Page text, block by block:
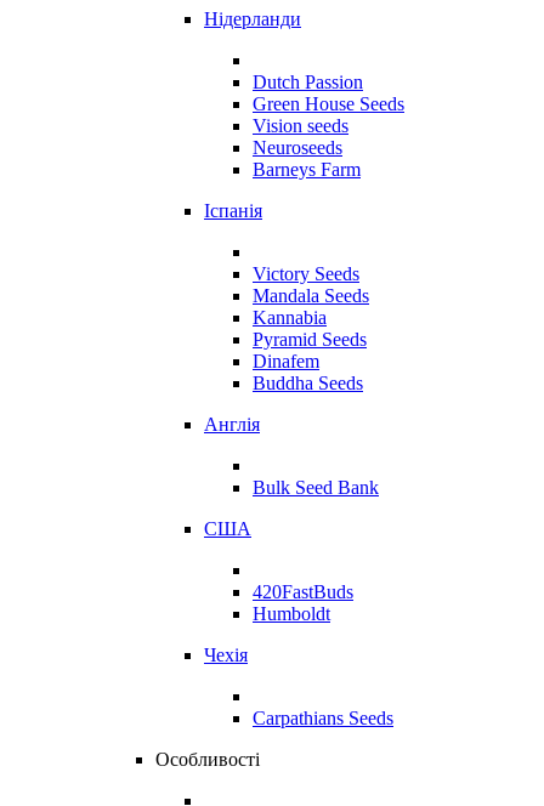
Нідерланди
Dutch Passion
Green House Seeds
Vision seeds
Neuroseeds
Barneys Farm
Іспанія
Victory Seeds
Mandala Seeds
Kannabia
Pyramid Seeds
Dinafem
Buddha Seeds
Англія
Bulk Seed Bank
США
420FastBuds
Humboldt
Чехія
Carpathians Seeds
Особливості